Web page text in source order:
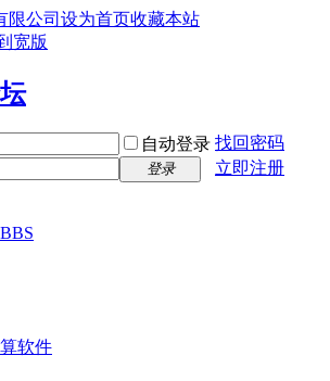
限公司 设为首页收藏本站
宽版
自动登录 找回密码
登录
立即注册
BBS
软件